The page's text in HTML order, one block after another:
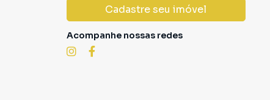
Cadastre seu imóvel
Acompanhe nossas redes